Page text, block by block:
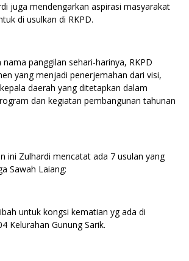
juga mendengarkan aspirasi masyarakat
di usulkan di RKPD.
panggilan sehari-harinya, RKPD
yang menjadi penerjemahan dari visi,
daerah yang ditetapkan dalam
dan kegiatan pembangunan tahunan
ini Zulhardi mencatat ada 7 usulan yang
Sawah Laiang:
untuk kongsi kematian yg ada di
Kelurahan Gunung Sarik.